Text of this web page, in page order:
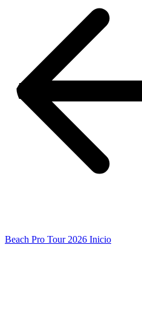
Beach Pro Tour 2026 Inicio